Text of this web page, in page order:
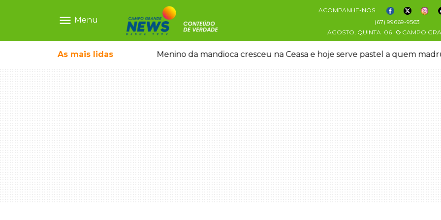
menu Menu
ACOMPANHE-NOS
(67) 99669-9563
AGOSTO, QUINTA 06 CAMPO
As mais lidas
show gratuito na Feira Central Menino da mandioca cresceu na Ceasa e hoje serve pastel a quem